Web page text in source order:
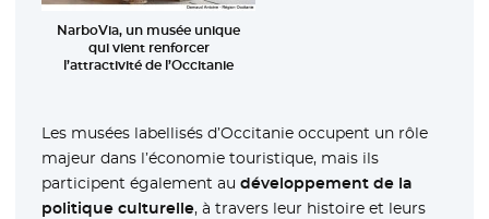
NarboVia, un musée unique
qui vient renforcer
l’attractivité de l’Occitanie
Les musées labellisés d’Occitanie occupent un rôle
majeur dans l’économie touristique, mais ils
participent également audéveloppement de la
politique culturelle, à travers leur histoire et leurs